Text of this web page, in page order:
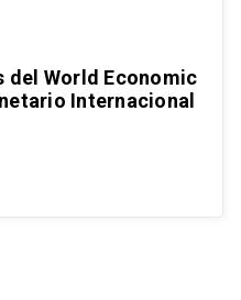
del World Economic
Internacional